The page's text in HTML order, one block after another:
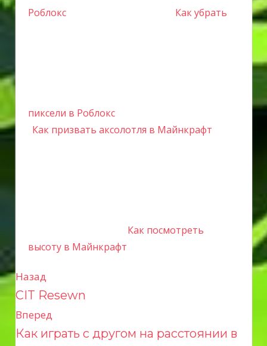
Роблокс Как убрать
пиксели в Роблокс
Как призвать аксолотля в Майнкрафт
Как посмотреть
высоту в Майнкрафт
Н
а
в
Назад
CIT Resewn
Вперед
Как играть с другом на расстоянии в